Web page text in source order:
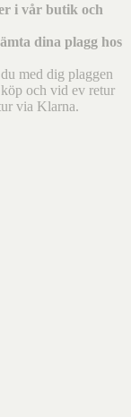
i vår butik och
dina plagg hos
med dig plaggen
och vid ev retur
via Klarna.